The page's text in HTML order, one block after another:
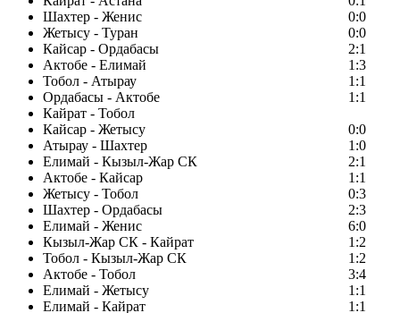
Шахтер - Женис
0:0
Жетысу - Туран
0:0
Кайсар - Ордабасы
2:1
Актобе - Елимай
1:3
Тобол - Атырау
1:1
Ордабасы - Актобе
1:1
Кайрат - Тобол
Кайсар - Жетысу
0:0
Атырау - Шахтер
1:0
Елимай - Кызыл-Жар СК
2:1
Актобе - Кайсар
1:1
Жетысу - Тобол
0:3
Шахтер - Ордабасы
2:3
Елимай - Женис
6:0
Кызыл-Жар СК - Кайрат
1:2
Тобол - Кызыл-Жар СК
1:2
Актобе - Тобол
3:4
Елимай - Жетысу
1:1
Елимай - Кайрат
1:1